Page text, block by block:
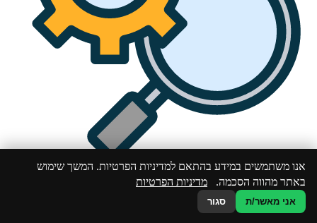
חדשנות
אנו משתמשים במידע בהתאם למדיניות הפרטיות. המשך שימוש
באתר מהווה הסכמה. מדיניות הפרטיות
אני מאשר/ת סגור